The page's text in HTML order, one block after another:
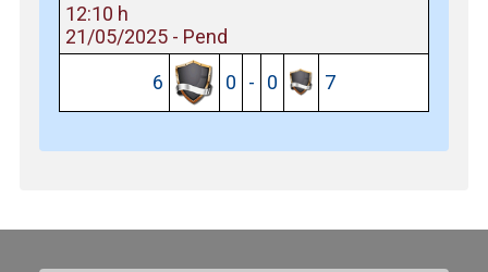
12:10 h
21/05/2025 - Pend
6
0 - 0 7